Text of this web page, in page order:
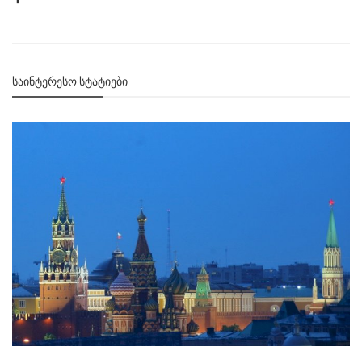
ᲡᲐᲘᲜᲢᲔᲠᲔᲡᲝ ᲡᲢᲐᲢᲘᲔᲑᲘ